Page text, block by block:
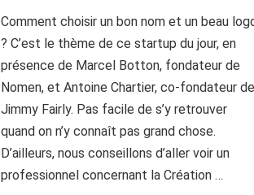
Comment choisir un bon nom et un beau
? C’est le thème de ce startup du jour, en
présence de Marcel Botton, fondateur de
Nomen, et Antoine Chartier, co-fondateur de
Jimmy Fairly. Pas facile de s’y retrouver
quand on n’y connaît pas grand chose.
D’ailleurs, nous conseillons d’aller voir un
professionnel concernant la Création …